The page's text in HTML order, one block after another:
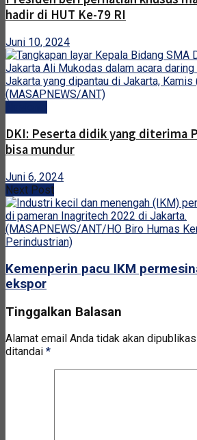
hadir di HUT Ke-79 RI
Juni 10, 2024
DKI: Peserta didik yang diterima
bisa mundur
Juni 6, 2024
Next Post
Kemenperin pacu IKM
ekspor
Tinggalkan Balasan
Alamat email Anda tidak akan
ditandai *